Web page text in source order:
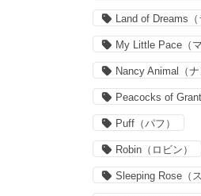
Land of Dreams
My Little Pace（
Nancy Animal（
Peacocks of
Puff（パフ）
Robin（ロビン）
Sleeping Rose（